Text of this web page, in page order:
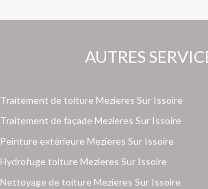
AUTRES
Traitement de toiture Mezieres Sur Issoire
Traitement de façade Mezieres Sur Issoire
Peinture extérieure Mezieres Sur Issoire
Hydrofuge toiture Mezieres Sur Issoire
Nettoyage de toiture Mezieres Sur Issoire